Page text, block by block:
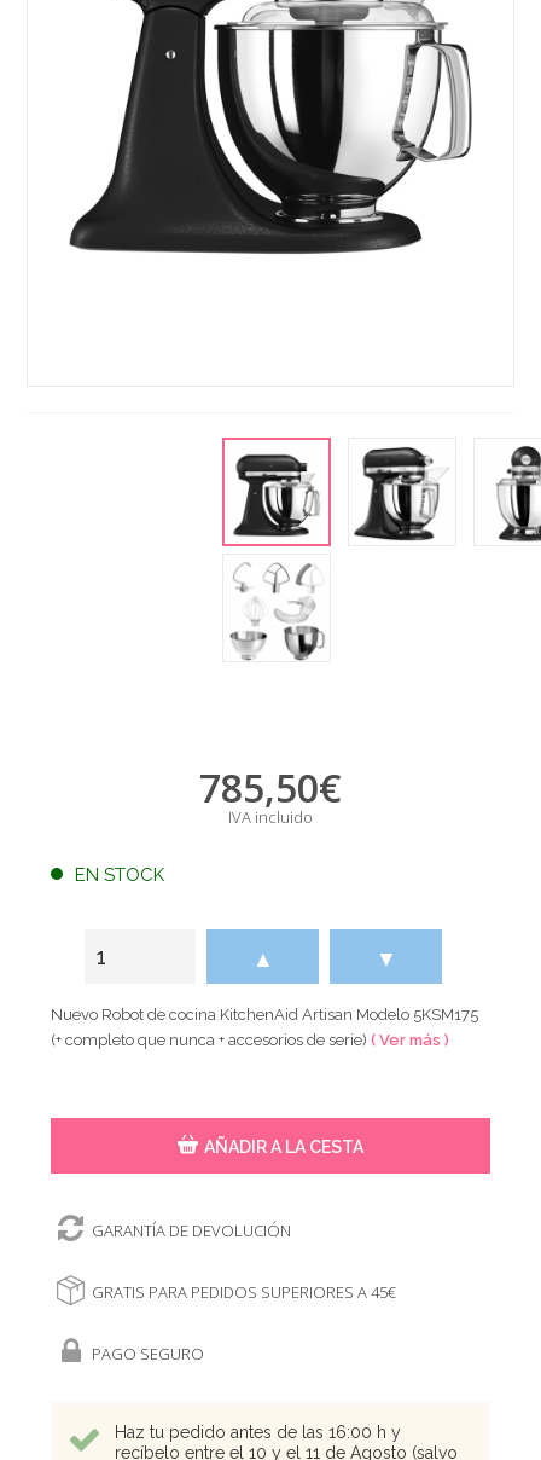
785,50€
IVA incluido
EN STOCK
▲ ▼
Nuevo Robot de cocina KitchenAid Artisan Modelo 5KSM175
(+ completo que nunca + accesorios de serie)( Ver más )
AÑADIR A LA CESTA
GARANTÍA DE DEVOLUCIÓN
GRATIS PARA PEDIDOS SUPERIORES A 45€
PAGO SEGURO
Haz tu pedido antes de las 16:00 h y
recíbelo entre el 10 y el 11 de Agosto (salvo